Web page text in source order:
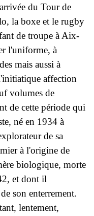
du Tour de
la boxe et le rugby
de troupe à Aix-
l'uniforme, à
mais aussi à
affection
volumes de
de cette période qui
né en 1934 à
de sa
à l'origine de
biologique, morte
et dont il
son enterrement.
lentement,